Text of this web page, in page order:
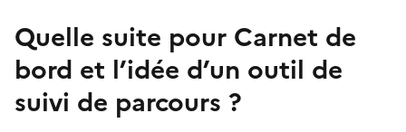
Quelle suite pour Carnet de
bord et l’idée d’un outil de
suivi de parcours ?